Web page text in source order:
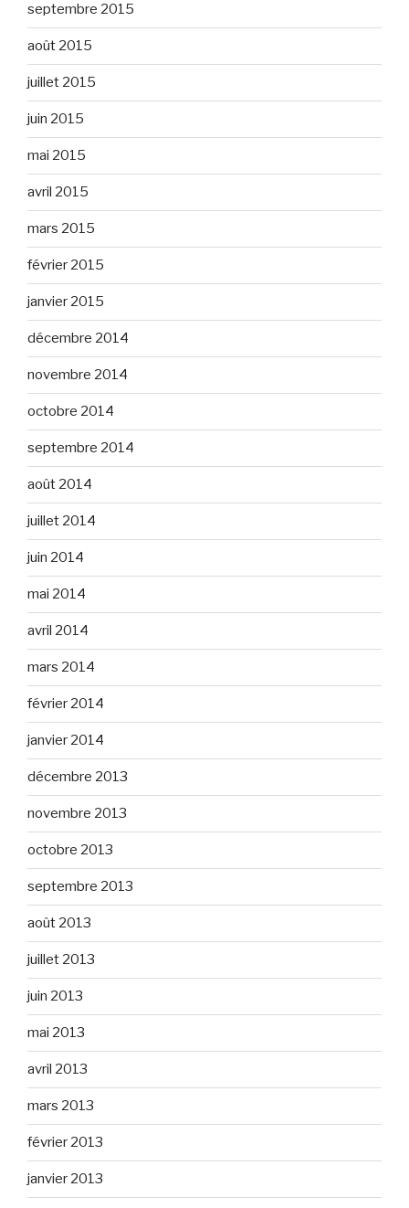
septembre 2015
août 2015
juillet 2015
juin 2015
mai 2015
avril 2015
mars 2015
février 2015
janvier 2015
décembre 2014
novembre 2014
octobre 2014
septembre 2014
août 2014
juillet 2014
juin 2014
mai 2014
avril 2014
mars 2014
février 2014
janvier 2014
décembre 2013
novembre 2013
octobre 2013
septembre 2013
août 2013
juillet 2013
juin 2013
mai 2013
avril 2013
mars 2013
février 2013
janvier 2013